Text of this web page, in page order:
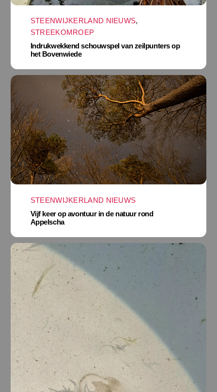
STEENWIJKERLAND NIEUWS,
STREEKOMROEP
Indrukwekkend schouwspel van zeilpunters op
het Bovenwiede
STEENWIJKERLAND NIEUWS
Vijf keer op avontuur in de natuur rond
Appelscha